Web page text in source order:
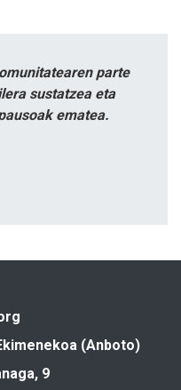
parte
sustatzea eta
ematea.
(Anboto)
9